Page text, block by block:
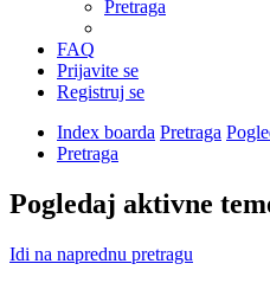
Pretraga
FAQ
Prijavite se
Registruj se
Index boarda Pretraga
Pretraga
Pogledaj aktivne
Idi na naprednu pretragu